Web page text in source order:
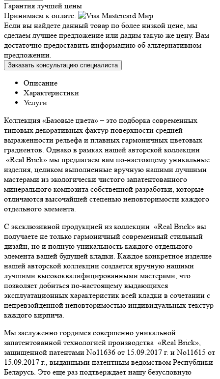
Гарантия лучшей цены
Принимаем к оплате:
Если вы найдете данный товар по более низкой цене, мы
сделаем лучшее предложение или дадим такую же цену. Вам
достаточно предоставить информацию об альтернативном
предложении.
Заказать консультацию специалиста
Описание
Характеристики
Услуги
Коллекция «Базовые цвета» – это подборка современных
типовых декоративных фактур поверхности средней
выраженности рельефа и плавных гармоничных цветовых
градиентов. Однако в рамках нашей авторской коллекции
«Real Brick» мы предлагаем вам по-настоящему уникальные
изделия, целиком выполненные вручную нашими лучшими
мастерами из экологически чистого запатентованного
минерального композита собственной разработки, которые
отличаются высочайшей степенью неповторимости каждого
отдельного элемента.
С эксклюзивной продукцией из коллекции «Real Brick» вы
получаете не только гармоничный современный стильный
дизайн, но и полную уникальность каждого отдельного
элемента вашей будущей кладки. Каждое конкретное изделие
нашей авторской коллекции создается вручную нашими
лучшими высококвалифицированными мастерами, что
позволяет добиться по-настоящему выдающихся
эксплуатационных характеристик всей кладки в сочетании с
непревзойденной неповторимостью индивидуальных текстур
каждого кирпича.
Мы заслуженно гордимся совершенно уникальной
запатентованной технологией производства «Real Brick»,
защищенной патентами No11636 от 15.09.2017 г. и No11615 от
15.09.2017 г., выданными патентным ведомством Республики
Беларусь. Это еще раз подтверждает нашу безусловную